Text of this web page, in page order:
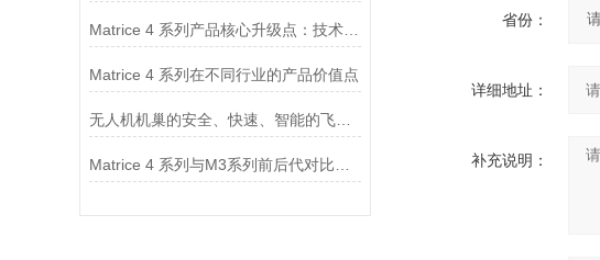
Matrice 4 系列产品核心升级点：技术改进与功能优化
Matrice 4 系列在不同行业的产品价值点
无人机机巢的安全、快速、智能的飞行管理中心
省份：
详细地址：
补充说明：